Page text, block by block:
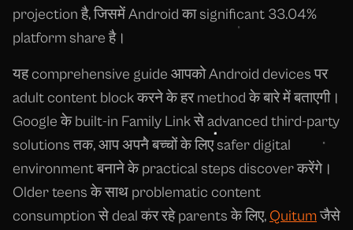
projection है, जिसमें Android का significant 33.04%
platform share है।
यह comprehensive guide आपको Android devices पर
adult content block करने के हर method के बारे में बताएगी।
Google के built-in Family Link से advanced third-party
solutions तक, आप अपने बच्चों के लिए safer digital
environment बनाने के practical steps discover करेंगे।
Older teens के साथ problematic content
consumption से deal कर रहे parents के लिए, Quitumजैसे